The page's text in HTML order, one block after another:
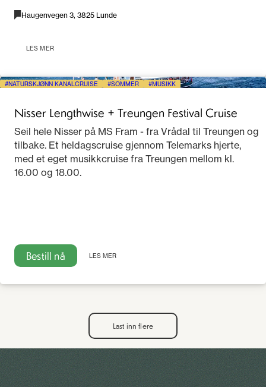
Haugenvegen 3, 3825 Lunde
LES MER
NATURSKJØNN KANALCRUISE SOMMER MUSIKK
Nisser Lengthwise + Treungen Festival Cruise
Seil hele Nisser på MS Fram - fra Vrådal til Treungen og
tilbake. Et heldagscruise gjennom Telemarks hjerte,
med et eget musikkcruise fra Treungen mellom kl.
16.00 og 18.00.
Bestill nå LES MER
Last inn flere